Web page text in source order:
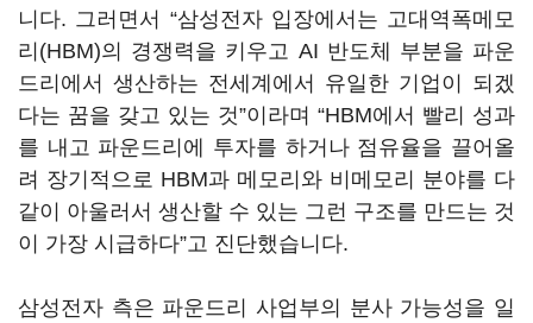
니다. 그러면서 “삼성전자 입장에서는 고대역폭메모
리 (HBM)의 경쟁력을 키우고 AI 반도체 부분을 파운
드리에서 생산하는 전세계에서 유일한 기업이 되겠
다는 꿈을 갖고 있는 것”이라며 “HBM에서 빨리 성과
를 내고 파운드리에 투자를 하거나 점유율을 끌어올
려 장기적으로 HBM과 메모리와 비메모리 분야를 다
같이 아울러서 생산할 수 있는 그런 구조를 만드는 것
이 가장 시급하다”고 진단했습니다.
삼성전자 측은 파운드리 사업부의 분사 가능성을 일